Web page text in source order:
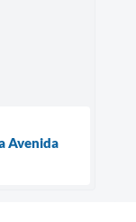
Avenida